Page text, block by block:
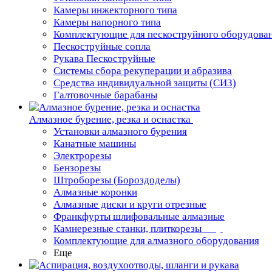
Камеры инжекторного типа
Камеры напорного типа
Комплектующие для пескоструйного
Пескоструйные сопла
Рукава Пескоструйные
Системы сбора рекуперации и абразива
Средства индивидуальной защиты (СИЗ)
Галтовочные барабаны
Алмазное бурение, резка и оснастка
Установки алмазного бурения
Канатные машины
Электрорезы
Бензорезы
Штроборезы (Бороздоделы)
Алмазные коронки
Алмазные диски и круги отрезные
Франкфурты шлифовальные алмазные
Камнерезные станки, плиткорезы
Комплектующие для алмазного оборудования
Еще